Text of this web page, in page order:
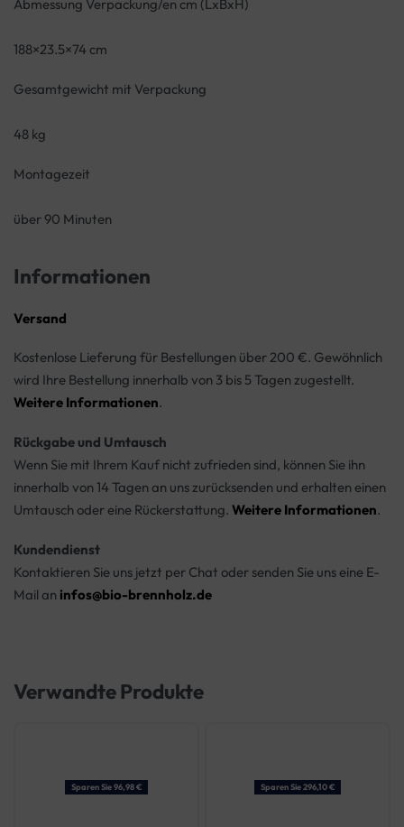
Abmessung Verpackung/en cm (LxBxH)
188×23.5×74 cm
Gesamtgewicht mit Verpackung
48 kg
Montagezeit
über 90 Minuten
Informationen
Versand
Kostenlose Lieferung für Bestellungen über 200 €. Gewöhnlich
wird Ihre Bestellung innerhalb von 3 bis 5 Tagen zugestellt.
Weitere Informationen.
Rückgabe und Umtausch
Wenn Sie mit Ihrem Kauf nicht zufrieden sind, können Sie ihn
innerhalb von 14 Tagen an uns zurücksenden und erhalten einen
Umtausch oder eine Rückerstattung. Weitere Informationen.
Kundendienst
Kontaktieren Sie uns jetzt per Chat oder senden Sie uns eine E-
Mail an infos@bio-brennholz.de
Verwandte Produkte
Sparen Sie 96,98 € Sparen Sie 296,10 €